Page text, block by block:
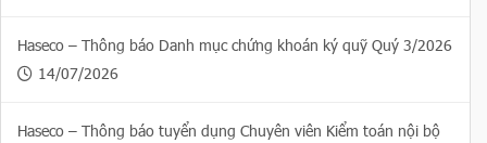
Haseco – Thông báo Danh mục chứng khoán ký quỹ Quý 3/2026
14/07/2026
Haseco – Thông báo tuyển dụng Chuyên viên Kiểm toán nội bộ